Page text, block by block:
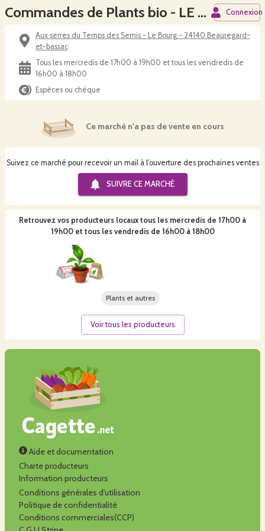
Commandes de Plants bio - LE TEMPS DES SEMIS Connexion
Aux serres du Temps des Semis - Le Bourg - 24140 Beauregard-
et-bassac
Tous les mercredis de 17h00 à 19h00 et tous les vendredis de
16h00 à 18h00
Espèces ou chèque
Ce marché n'a pas de vente en cours
Suivez ce marché pour recevoir un mail à l'ouverture des prochaines ventes
SUIVRE CE MARCHÉ
Retrouvez vos producteurs locaux tous les mercredis de 17h00 à
19h00 et tous les vendredis de 16h00 à 18h00
Plants et autres
Voir tous les producteurs
Aide et documentation
Charte producteurs
Information producteurs
Conditions générales d'utilisation
Politique de confidentialité
Conditions commerciales(CCP)